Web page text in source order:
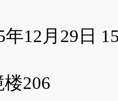
年12月29日
楼206